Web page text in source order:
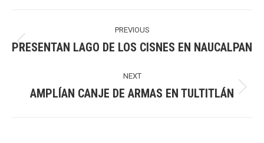
navigation
PREVIOUS
Previous
PRESENTAN LAGO DE LOS CISNES EN NAUCALPAN
NEXT
Next
AMPLÍAN CANJE DE ARMAS EN TULTITLÁN